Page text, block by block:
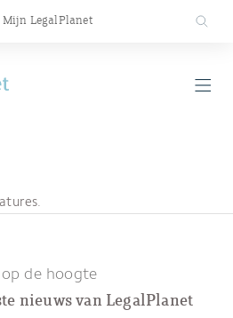
Mijn LegalPlanet
op de hoogte
nieuws van LegalPlanet